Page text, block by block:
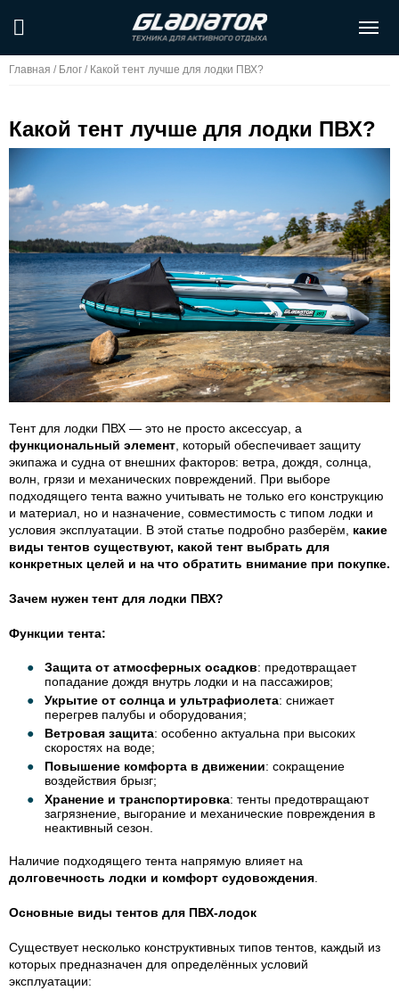
Главная / Блог / Какой тент лучше для лодки ПВХ?
Какой тент лучше для лодки ПВХ?
Тент для лодки ПВХ — это не просто аксессуар, а
функциональный элемент, который обеспечивает защиту
экипажа и судна от внешних факторов: ветра, дождя, солнца,
волн, грязи и механических повреждений. При выборе
подходящего тента важно учитывать не только его конструкцию
и материал, но и назначение, совместимость с типом лодки и
условия эксплуатации. В этой статье подробно разберём, какие
виды тентов существуют, какой тент выбрать для
конкретных целей и на что обратить внимание при покупке.
Зачем нужен тент для лодки ПВХ?
Функции тента:
Защита от атмосферных осадков: предотвращает
попадание дождя внутрь лодки и на пассажиров;
Укрытие от солнца и ультрафиолета: снижает
перегрев палубы и оборудования;
Ветровая защита: особенно актуальна при высоких
скоростях на воде;
Повышение комфорта в движении: сокращение
воздействия брызг;
Хранение и транспортировка: тенты предотвращают
загрязнение, выгорание и механические повреждения в
неактивный сезон.
Наличие подходящего тента напрямую влияет на
долговечность лодки и комфорт судовождения.
Основные виды тентов для ПВХ-лодок
Существует несколько конструктивных типов тентов, каждый из
которых предназначен для определённых условий
эксплуатации: